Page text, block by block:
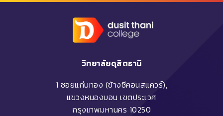
วิทยาลัยดุสิตธานี
1 ซอยแก่นทอง (ข้างซีคอนสแควร์),
แขวงหนองบอน เขตประเวศ
กรุงเทพมหานคร 10250